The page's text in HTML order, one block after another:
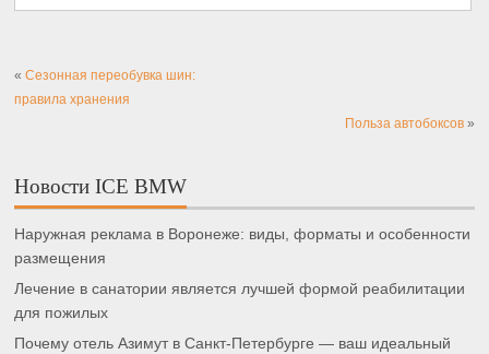
«Сезонная переобувка шин:
правила хранения
Польза автобоксов»
Новости ICE BMW
Наружная реклама в Воронеже: виды, форматы и особенности
размещения
Лечение в санатории является лучшей формой реабилитации
для пожилых
Почему отель Азимут в Санкт-Петербурге — ваш идеальный